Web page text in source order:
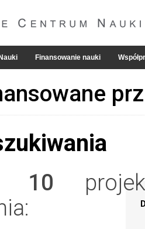
Finansowanie nauki
10